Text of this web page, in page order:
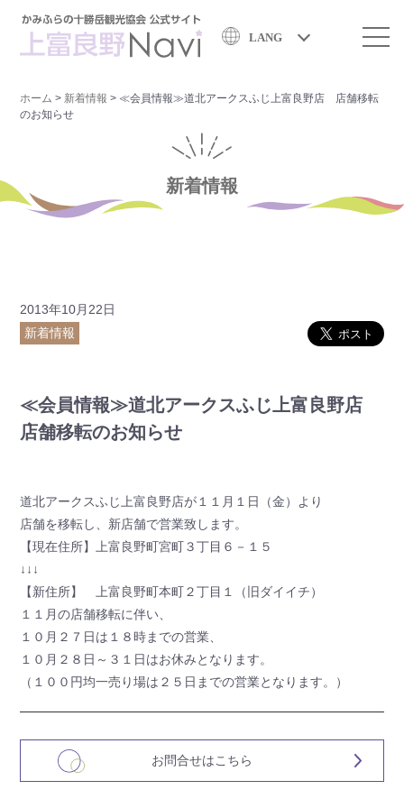
LANG
ホーム > 新着情報 > ≪会員情報≫道北アークスふじ上富良野店 店舗移転
のお知らせ
新着情報
2013年10月22日
新着情報
≪会員情報≫道北アークスふじ上富良野店
店舗移転のお知らせ
道北アークスふじ上富良野店が１１月１日（金）より
店舗を移転し、新店舗で営業致します。
【現在住所】上富良野町宮町３丁目６－１５
↓↓↓
【新住所】 上富良野町本町２丁目１（旧ダイイチ）
１１月の店舗移転に伴い、
１０月２７日は１８時までの営業、
１０月２８日～３１日はお休みとなります。
（１００円均一売り場は２５日までの営業となります。）
お問合せはこちら